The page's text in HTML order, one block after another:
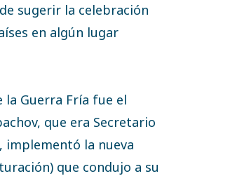
sugerir la celebración
en algún lugar
la Guerra Fría fue el
que era Secretario
implementó la nueva
que condujo a su